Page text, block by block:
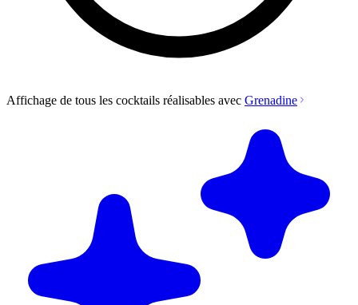
Affichage de tous les cocktails réalisables avec Grenadine